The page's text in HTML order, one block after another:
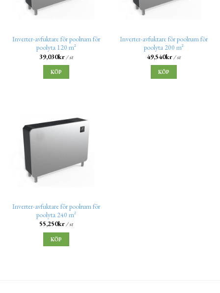
Inverter-avfuktare för poolrum för
poolyta 120 m²
39,030kr / st
KÖP
Inverter-avfuktare för poolrum för
poolyta 200 m²
49,540kr / st
KÖP
Inverter-avfuktare för poolrum för
poolyta 240 m²
55,250kr/ st
KÖP